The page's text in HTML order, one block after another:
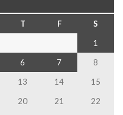
T F
S
1
6 7
8
13 14
15
20 21
22